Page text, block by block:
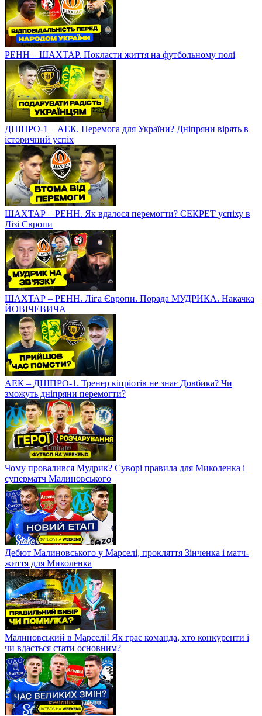
РЕНН – ШАХТАР. Покласти життя на футбольному полі
ДНІПРО-1 – АЕК. Перемога для України? Дніпряни вірять в
історичний успіх
ШАХТАР – РЕНН. Як вдалося перемогти? СЕКРЕТ успіху в
Лізі Європи
ШАХТАР – РЕНН. Ліга Європи. Порада МУДРИКА. Накачка
ЙОВІЧЕВИЧА
АЕК – ДНІПРО-1. Тренер кіпріотів не знає Довбика? Чи
зможуть дніпряни перемогти?
Чому провалився Мудрик? Суворі правила для Миколенка і
суперматч Малиновського
Дебют Малиновського у Марселі, прокляття Зінченка і матч-
життя для Миколенка
Малиновський в Марселі! Як грає команда, хто конкуренти і
чи вдасться стати основним?